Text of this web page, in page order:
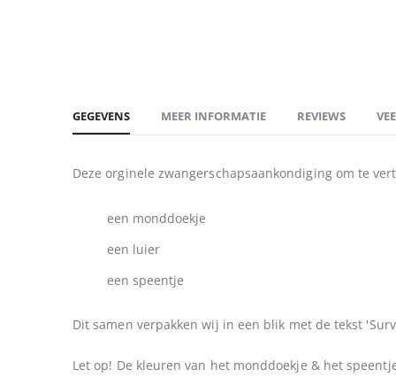
GEGEVENS
Deze orginele zwangerschapsaankondiging om te
een monddoekje
een luier
een speentje
Dit samen verpakken wij in een blik met de tekst
Let op! De kleuren van het monddoekje & het
MEER INFORMATIE REVIEWS